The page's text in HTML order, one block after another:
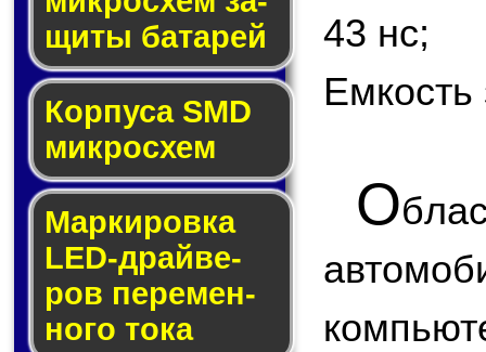
щи­ты ба­та­рей
Корпуса SMD
мик­ро­схем
Маркировка
LED-драй­ве­
ров пе­ре­мен­
но­го то­ка
43 нс;
Емкость
О